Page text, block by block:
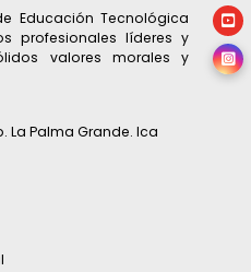
Educación Tecnológica
profesionales líderes y
valores morales y
La Palma Grande. Ica